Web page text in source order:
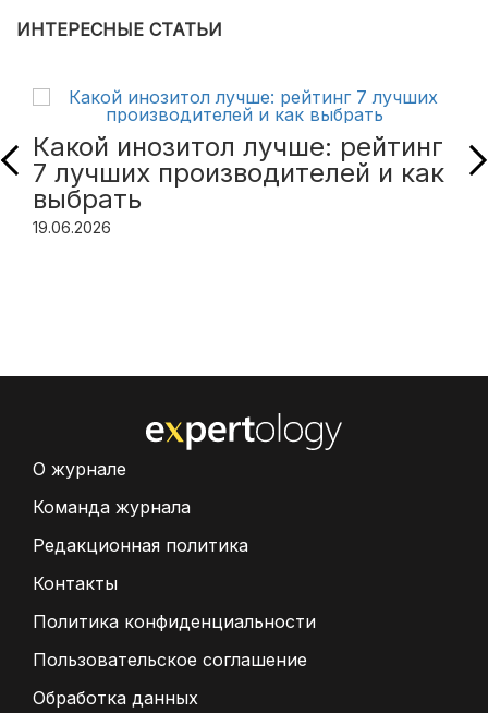
ИНТЕРЕСНЫЕ СТАТЬИ
Какой инозитол лучше: рейтинг
7 лучших производителей и как
выбрать
19.06.2026
О журнале
Команда журнала
Редакционная политика
Контакты
Политика конфиденциальности
Пользовательское соглашение
Обработка данных